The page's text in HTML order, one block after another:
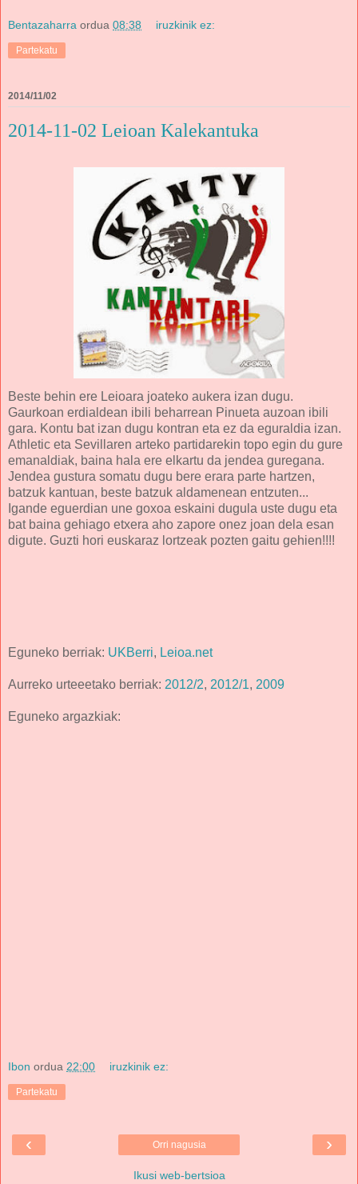
Bentazaharra ordua 08:38 iruzkinik ez:
Partekatu
2014/11/02
2014-11-02 Leioan Kalekantuka
Beste behin ere Leioara joateko aukera izan dugu.
Gaurkoan erdialdean ibili beharrean Pinueta auzoan ibili
gara. Kontu bat izan dugu kontran eta ez da eguraldia izan.
Athletic eta Sevillaren arteko partidarekin topo egin du gure
emanaldiak, baina hala ere elkartu da jendea guregana.
Jendea gustura somatu dugu bere erara parte hartzen,
batzuk kantuan, beste batzuk aldamenean entzuten...
Igande eguerdian une goxoa eskaini dugula uste dugu eta
bat baina gehiago etxera aho zapore onez joan dela esan
digute. Guzti hori euskaraz lortzeak pozten gaitu gehien!!!!
Eguneko berriak: UKBerri, Leioa.net
Aurreko urteeetako berriak: 2012/2, 2012/1, 2009
Eguneko argazkiak:
Ibon ordua 22:00 iruzkinik ez:
Partekatu
‹ ›
Orri nagusia
Ikusi web-bertsioa